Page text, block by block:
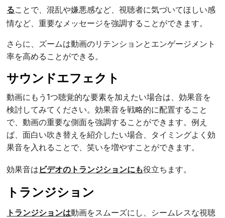
ることで、混乱や嫌悪感など、視聴者に気づいてほしい感
情など、重要なメッセージを強調することができます。
さらに、ズームは動画のリテンションとエンゲージメント
率を高めることができる。
サウンドエフェクト
動画にもう1つ聴覚的な要素を加えたい場合は、効果音を
検討してみてください。効果音を戦略的に配置すること
で、動画の重要な側面を強調することができます。例え
ば、面白い吹き替えを紹介したい場合、タイミングよく効
果音を入れることで、笑いを増やすことができます。
効果音は ビデオのトランジションにも役立ちます。
トランジション
トランジションは動画をスムーズにし、シームレスな視聴